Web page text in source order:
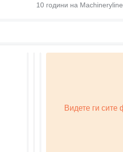
10 години на Machineryline